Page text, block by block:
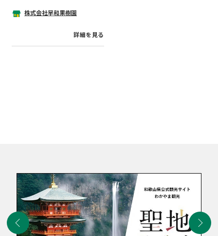
株式会社早和果樹園
詳細を見る